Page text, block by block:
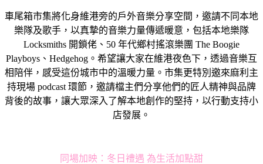
車尾箱市集將化身維港旁的戶外音樂分享空間，邀請不同本地
樂隊及歌手，以真摯的音樂力量傳遞暖意，包括本地樂隊
Locksmiths 開鎖佬、50 年代鄉村搖滾樂團 The Boogie
Playboys、Hedgehog。希望讓大家在維港夜色下，透過音樂互
相陪伴，感受這份城市中的溫暖力量。市集更特別邀來麻利主
持現場 podcast 環節，邀請檔主們分享他們的匠人精神與品牌
背後的故事，讓大眾深入了解本地創作的堅持，以行動支持小
店發展。
同場加映：冬日禮遇 為生活加點甜